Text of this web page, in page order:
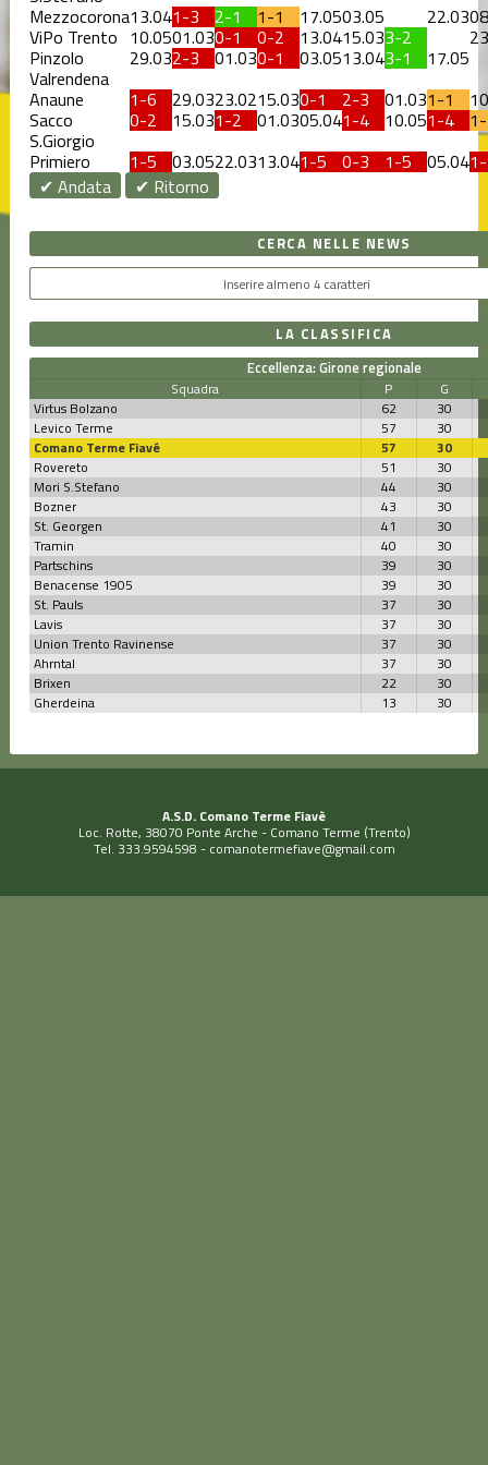
Mezzocorona13.041-3 2-1 1-1 17.0503.05 22.03
ViPo Trento 10.0501.030-1 0-2 13.0415.033-2
Pinzolo
Valrendena
29.032-3 01.030-1 03.0513.043-1
17.05
Anaune
1-6 29.0323.0215.030-1 2-3 01.031-1
Sacco
S.Giorgio
0-2 15.031-2 01.0305.041-4 10.051-4
Primiero
1-5 03.0522.0313.041-5 0-3 1-5 05.04
✔ Andata
✔ Ritorno
CERCA NELLE NEWS
LA CLASSIFICA
Eccellenza: Girone regionale
Squadra P
G
Virtus Bolzano
62
30
Levico Terme
57
30
Comano Terme Fiavé
57
30
Rovereto
51
30
Mori S.Stefano
44
30
Bozner
43
30
St. Georgen
41
30
Tramin
40
30
Partschins
39
30
Benacense 1905
39
30
St. Pauls
37
30
Lavis
37
30
Union Trento Ravinense
37
30
Ahrntal
37
30
Brixen
22
30
Gherdeina
13 30
A.S.D. Comano Terme Fiavè
Loc. Rotte, 38070 Ponte Arche - Comano Terme (Trento)
Tel. 333.9594598 - comanotermefiave@gmail.com